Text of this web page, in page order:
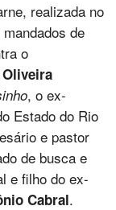
realizada no
de
o
, o ex-
Estado do Rio
e pastor
de busca e
e filho do ex-
Cabral.